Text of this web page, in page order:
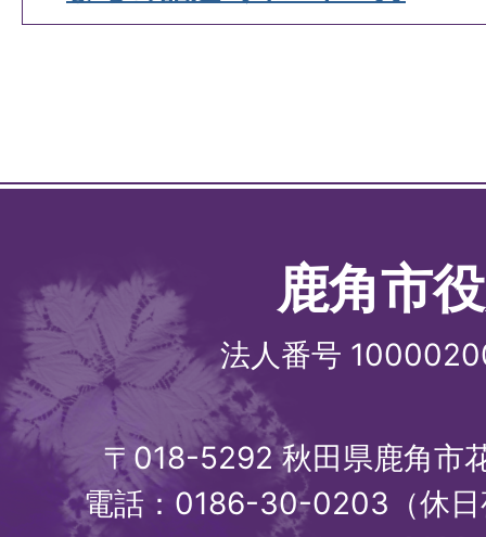
鹿角市
法人番号
〒018-5292 秋田県鹿角市
電話：0186-30-0203（休